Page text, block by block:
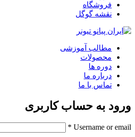
فروشگاه
نقشه گوگل
مطالب آموزشی
محصولات
دوره ها
درباره ما
تماس با ما
ورود به حساب کاربری
Username or email
*